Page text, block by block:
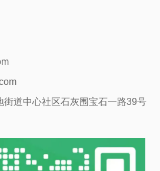
街道中心社区石灰围宝石一路39号